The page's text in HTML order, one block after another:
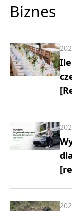
Biznes